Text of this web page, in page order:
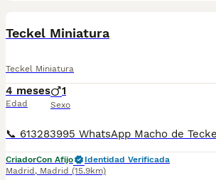
Teckel Miniatura
Teckel Miniatura
4 meses
Edad
1
Sexo
CriadorCon Afijo
Identidad Verificada
Madrid , Madrid (15.9km)